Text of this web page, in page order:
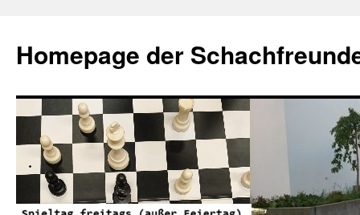
springen
Homepage der